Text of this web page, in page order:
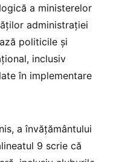
a ministerelor
administrației
politicile și
inclusiv
în implementare
a învățământului
9 scrie că